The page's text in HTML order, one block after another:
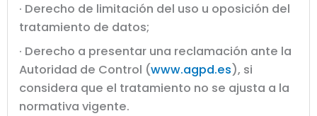
· Derecho de limitación del uso u oposición del
tratamiento de datos;
· Derecho a presentar una reclamación ante la
Autoridad de Control (www.agpd.es), si
considera que el tratamiento no se ajusta a la
normativa vigente.